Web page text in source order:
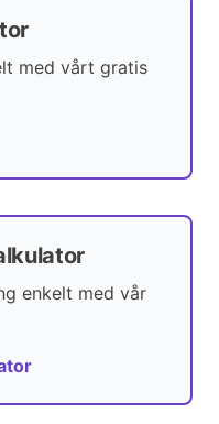
med vårt gratis
enkelt med vår